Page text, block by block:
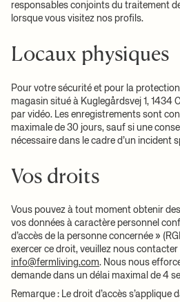
responsables conjoints du traitement
lorsque vous visitez nos profils.
Locaux physiques
Pour votre sécurité et pour la
magasin situé à Kuglegårdsvej 1, 1434
par vidéo. Les enregistrements sont
maximale de 30 jours, sauf si une
nécessaire dans le cadre d’un incident
Vos droits
Vous pouvez à tout moment obtenir
vos données à caractère personnel
d’accès de la personne concernée »
exercer ce droit, veuillez nous contacter
info@fermliving.com. Nous nous
demande dans un délai maximal de 4
Remarque : Le droit d’accès s’applique